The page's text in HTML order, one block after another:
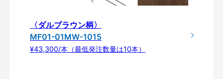
〈ダルブラウン柄〉
MF01-01MW-1015
¥43,300/本（最低発注数量は10本）